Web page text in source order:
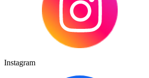
Instagram